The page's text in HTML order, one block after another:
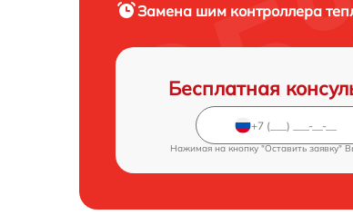
Замена шим контроллера
Бесплатная
Нажимая на кнопку "Оставить заявку"